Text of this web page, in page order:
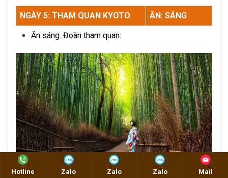
NGÀY 5: THAM QUAN KYOTO ĂN: SÁNG
Ăn sáng. Đoàn tham quan:
Hotline Zalo Zalo Zalo Mail